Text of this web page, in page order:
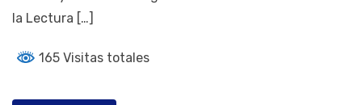
la Lectura […]
165 Visitas totales